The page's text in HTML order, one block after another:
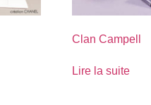
Clan Campell
Lire la suite